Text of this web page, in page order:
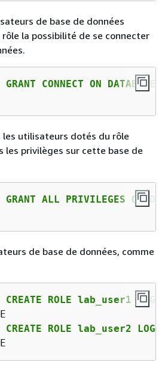
de base de données
la possibilité de se connecter
GRANT CONNECT ON DATABASE
les utilisateurs dotés du rôle
les privilèges sur cette base de
GRANT ALL PRIVILEGES ON
de base de données, comme
CREATE ROLE lab_user1
CREATE ROLE lab_user2